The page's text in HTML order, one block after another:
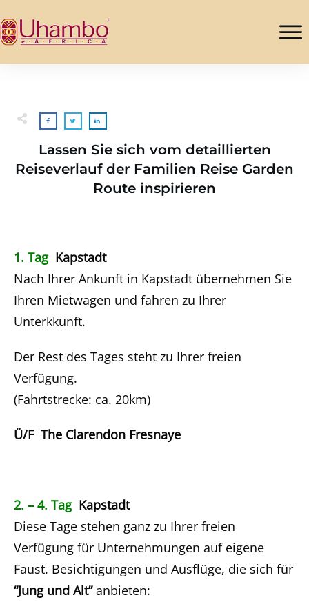
Lassen Sie sich vom detaillierten
Reiseverlauf der Familien Reise Garden
Route inspirieren
1. TagKapstadt
Nach Ihrer Ankunft in Kapstadt übernehmen Sie
Ihren Mietwagen und fahren zu Ihrer
Unterkkunft.
Der Rest des Tages steht zu Ihrer freien
Verfügung.
(Fahrtstrecke: ca. 20km)
Ü/F The Clarendon Fresnaye
2. – 4. TagKapstadt
Diese Tage stehen ganz zu Ihrer freien
Verfügung für Unternehmungen auf eigene
Faust. Besichtigungen und Ausflüge, die sich für
“Jung und Alt”anbieten: